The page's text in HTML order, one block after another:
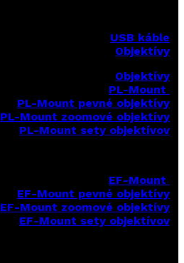
USB káble
Objektívy
Objektívy
PL-Mount
PL-Mount pevné objektívy
PL-Mount zoomové objektívy
PL-Mount sety objektívov
EF-Mount
EF-Mount pevné objektívy
EF-Mount zoomové objektívy
EF-Mount sety objektívov